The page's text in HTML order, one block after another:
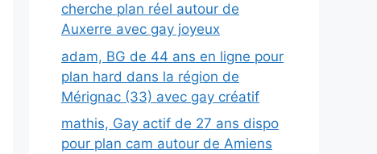
cherche plan réel autour de
Auxerre avec gay joyeux
adam, BG de 44 ans en ligne pour
plan hard dans la région de
Mérignac (33) avec gay créatif
mathis, Gay actif de 27 ans dispo
pour plan cam autour de Amiens